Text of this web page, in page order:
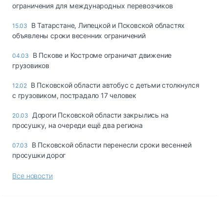
Автосервис,
Топливо, масла и
автохимия
ограничения для международных перевозчиков
15.03
В Татарстане, Липецкой и Псковской областях
объявлены сроки весенних ограничений
04.03
В Пскове и Костроме ограничат движение
грузовиков
12.02 В Псковской области автобус с детьми столкнулся
с грузовиком, пострадало 17 человек
20.03
Дороги Псковской области закрылись на
просушку, на очереди ещё два региона
07.03
В Псковской области перенесли сроки весенней
просушки дорог
Все новости